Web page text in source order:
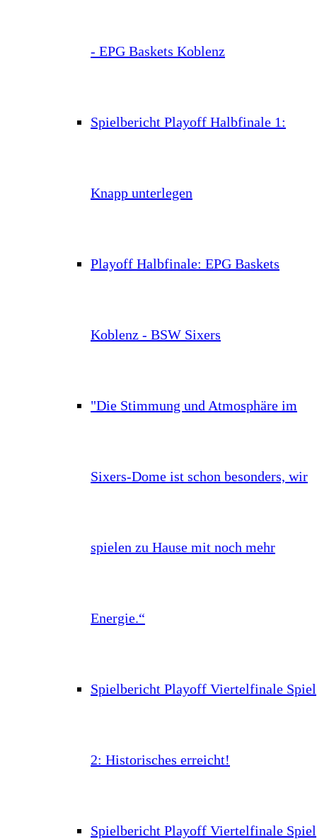
- EPG Baskets Koblenz
Spielbericht Playoff Halbfinale 1:
Knapp unterlegen
Playoff Halbfinale: EPG Baskets
Koblenz - BSW Sixers
"Die Stimmung und Atmosphäre im
Sixers-Dome ist schon besonders, wir
spielen zu Hause mit noch mehr
Energie.“
Spielbericht Playoff Viertelfinale Spiel
2: Historisches erreicht!
Spielbericht Playoff Viertelfinale Spiel